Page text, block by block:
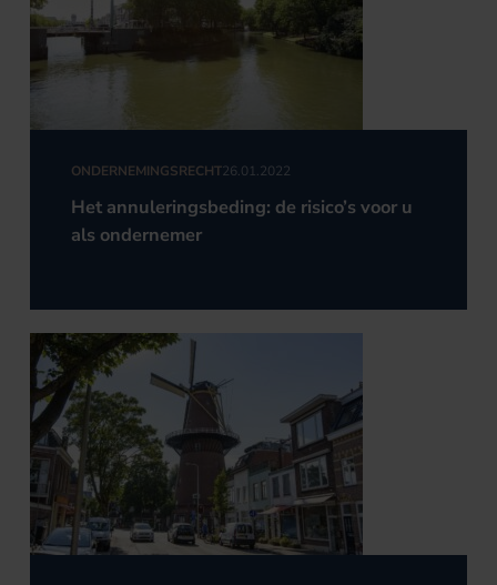
ONDERNEMINGSRECHT26.01.2022
Het annuleringsbeding: de risico’s voor u
als ondernemer